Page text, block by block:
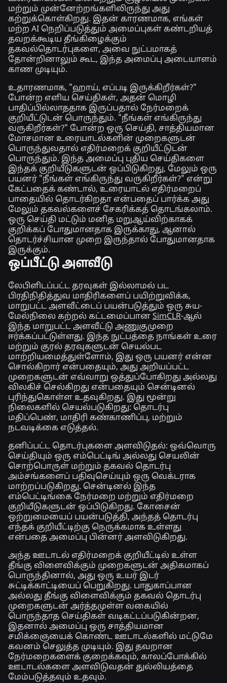
மற்றும் முன்னேற்றங்களிலிருந்து அது
கற்றுக்கொள்கிறது. இதன் காரணமாக, எங்கள்
மற்ற AI நெறிப்படுத்தும் அமைப்புகள் கண்டறியத்
தவறக்கூடிய தீங்கிழைக்கும்
தகவல்தொடர்புகளை, அவை நுட்பமாகத்
தோன்றினாலும் கூட, இந்த அமைப்பு அடையாளம்
காண முடியும்.
உதாரணமாக, "ஹாய், எப்படி இருக்கிறீர்கள்?"
போன்ற எளிய செய்திகள், அதன் மொழி
பாதிப்பில்லாததாக இருப்பதால் நேர்மறைக்
குறியீட்டுடன் பொருந்தும். "நீங்கள் எங்கிருந்து
வருகிறீர்கள்?" போன்ற ஒரு செய்தி, சாத்தியமான
மோசமான உரையாடல்களின் முறைகளுடன்
பொருந்துவதால் எதிர்மறைக் குறியீட்டுடன்
பொருந்தும். இந்த அமைப்பு புதிய செய்திகளை
இந்தக் குறியீடுகளுடன் ஒப்பிடுகிறது, மேலும் ஒரு
பயனர் "நீங்கள் எங்கிருந்து வருகிறீர்கள்?" என்று
கேட்பதைக் கண்டால், உரையாடல் எதிர்மறைப்
பாதையில் தொடர்கிறதா என்பதைப் பார்க்க அது
மேலும் தகவல்களைச் சேகரிக்கத் தொடங்கலாம்.
ஒரு செய்தி மட்டும் மனித மறுஆய்விற்காகக்
குறிக்கப் போதுமானதாக இருக்காது, ஆனால்
தொடர்ச்சியான முறை இருந்தால் போதுமானதாக
இருக்கும்.
ஒப்பீட்டு அளவீடு
லேபிளிடப்பட்ட தரவுகள் இல்லாமல் பட
பிரதிநிதித்துவ மாதிரிகளைப் பயிற்றுவிக்க,
மாறுபட்ட அளவீட்டைப் பயன்படுத்தும் ஒரு சுய-
மேல்நிலை கற்றல் கட்டமைப்பான SimCLR-ஆல்
இந்த மாறுபட்ட அளவீட்டு அணுகுமுறை
ஈர்க்கப்பட்டுள்ளது. இந்த நுட்பத்தை நாங்கள் உரை
மற்றும் குரல் தரவுகளுடன் செயல்பட
மாற்றியமைத்துள்ளோம், இது ஒரு பயனர் என்ன
சொல்கிறார் என்பதையும், அது அறியப்பட்ட
முறைகளுடன் எவ்வாறு ஒத்துப்போகிறது அல்லது
விலகிச் செல்கிறது என்பதையும் சென்டினல்
புரிந்துகொள்ள உதவுகிறது. இது மூன்று
நிலைகளில் செயல்படுகிறது: தொடர்பு
மதிப்பெண், மாதிரி கண்காணிப்பு, மற்றும்
நடவடிக்கை எடுத்தல்.
தனிப்பட்ட தொடர்புகளை அளவிடுதல்: ஒவ்வொரு
செய்தியும் ஒரு எம்பெட்டிங் அல்லது செயலின்
சொற்பொருள் மற்றும் தகவல் தொடர்பு
அம்சங்களைப் பதிவுசெய்யும் ஒரு வெக்டராக
மாற்றப்படுகிறது. சென்டினல் இந்த
எம்பெட்டிங்கை நேர்மறை மற்றும் எதிர்மறை
குறியீடுகளுடன் ஒப்பிடுகிறது. கோசைன்
ஒற்றுமையைப் பயன்படுத்தி, அந்தத் தொடர்பு
எந்தக் குறியீட்டிற்கு நெருக்கமாக உள்ளது
என்பதை அமைப்பு பின்னர் அளவிடுகிறது.
அந்த ஊடாடல் எதிர்மறைக் குறியீட்டில் உள்ள
தீங்கு விளைவிக்கும் முறைகளுடன் அதிகமாகப்
பொருந்தினால், அது ஒரு உயர் இடர்
சுட்டிக்காட்டியைப் பெறுகிறது. பாதுகாப்பான
அல்லது தீங்கு விளைவிக்கும் தகவல் தொடர்பு
முறைகளுடன் அர்த்தமுள்ள வகையில்
பொருந்தாத செய்திகள் வடிகட்டப்படுகின்றன,
இதனால் அமைப்பு ஒரு சாத்தியமான
சமிக்ஞையைக் கொண்ட ஊடாடல்களில் மட்டுமே
கவனம் செலுத்த முடியும். இது தவறான
நேர்மறைகளைக் குறைக்கவும், காலப்போக்கில்
ஊடாடல்களை அளவிடுவதன் துல்லியத்தை
மேம்படுத்தவும் உதவும்.